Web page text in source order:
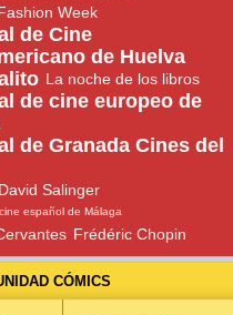
Week
de Cine
de Huelva
La noche de los libros
de cine europeo de
de Granada Cines del
Salinger
español de Málaga
Frédéric Chopin
CÓMICS